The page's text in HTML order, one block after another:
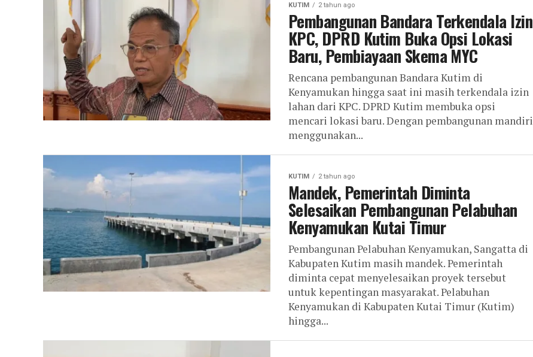
KUTIM 2 tahun ago
Pembangunan Bandara Terkendala Izin
KPC, DPRD Kutim Buka Opsi Lokasi
Baru, Pembiayaan Skema MYC
Rencana pembangunan Bandara Kutim di
Kenyamukan hingga saat ini masih terkendala izin
lahan dari KPC. DPRD Kutim membuka opsi
mencari lokasi baru. Dengan pembangunan mandiri
menggunakan...
KUTIM 2 tahun ago
Mandek, Pemerintah Diminta
Selesaikan Pembangunan Pelabuhan
Kenyamukan Kutai Timur
Pembangunan Pelabuhan Kenyamukan, Sangatta di
Kabupaten Kutim masih mandek. Pemerintah
diminta cepat menyelesaikan proyek tersebut
untuk kepentingan masyarakat. Pelabuhan
Kenyamukan di Kabupaten Kutai Timur (Kutim)
hingga...